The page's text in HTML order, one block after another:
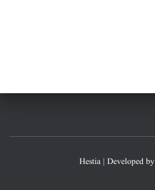
Hestia | Developed by